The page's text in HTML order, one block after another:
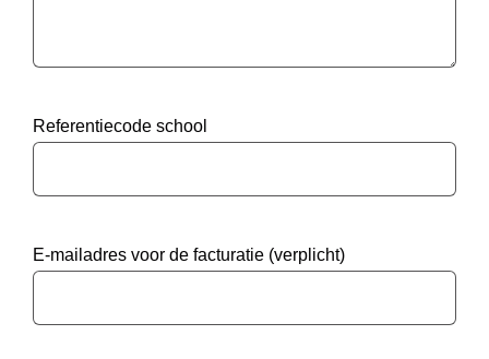
Referentiecode school
E-mailadres voor de facturatie (verplicht)